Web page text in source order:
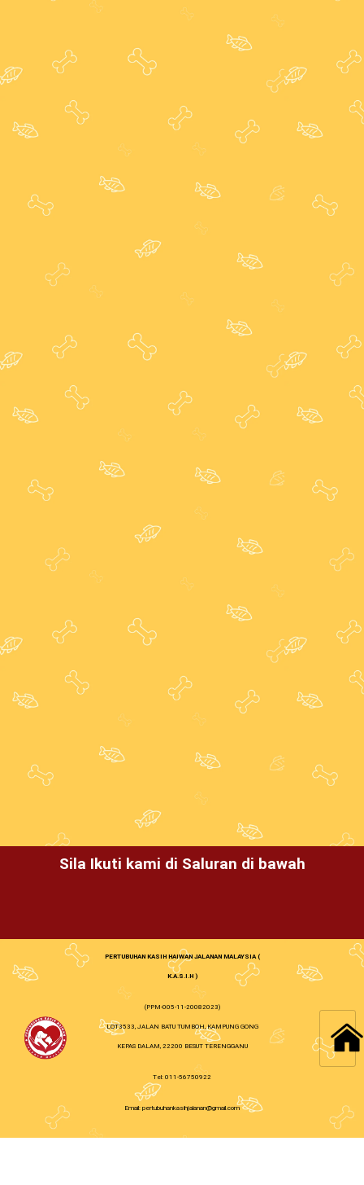
Sila Ikuti kami di Saluran di bawah
PERTUBUHAN KASIH HAIWAN JALANAN MALAYSIA (
K.A.S.I.H )
(PPM-005-11-20082023)
LOT3533, JALAN BATU TUMBOH, KAMPUNG GONG
KEPAS DALAM, 22200 BESUT TERENGGANU
Tel: 011-56750922
Email: pertubuhankasihjalanan@gmail.com